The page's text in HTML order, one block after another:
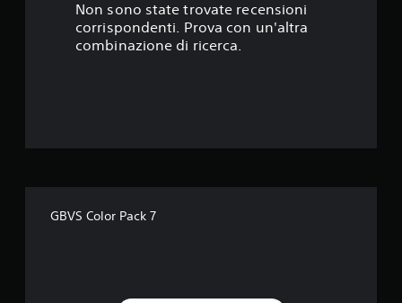
l
e
Non sono state trovate recensioni
corrispondenti. Prova con un'altra
combinazione di ricerca.
GBVS Color Pack 7